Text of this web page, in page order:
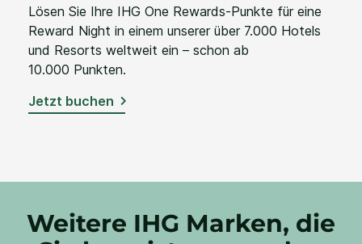
Lösen Sie Ihre IHG One Rewards-Punkte für eine
Reward Night in einem unserer über 7.000 Hotels
und Resorts weltweit ein – schon ab
10.000 Punkten.
Jetzt buchen
Weitere IHG Marken, die